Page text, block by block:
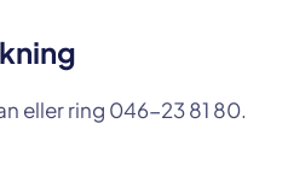
eller ring 046-23 81 80.